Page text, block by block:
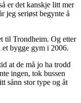
er det kanskje litt mer
jeg seriøst begynte å
til Trondheim. Og etter
et bygge gym i 2006.
at de må jo ha trodd
ingen, tok bussen
sånn stor type og åt